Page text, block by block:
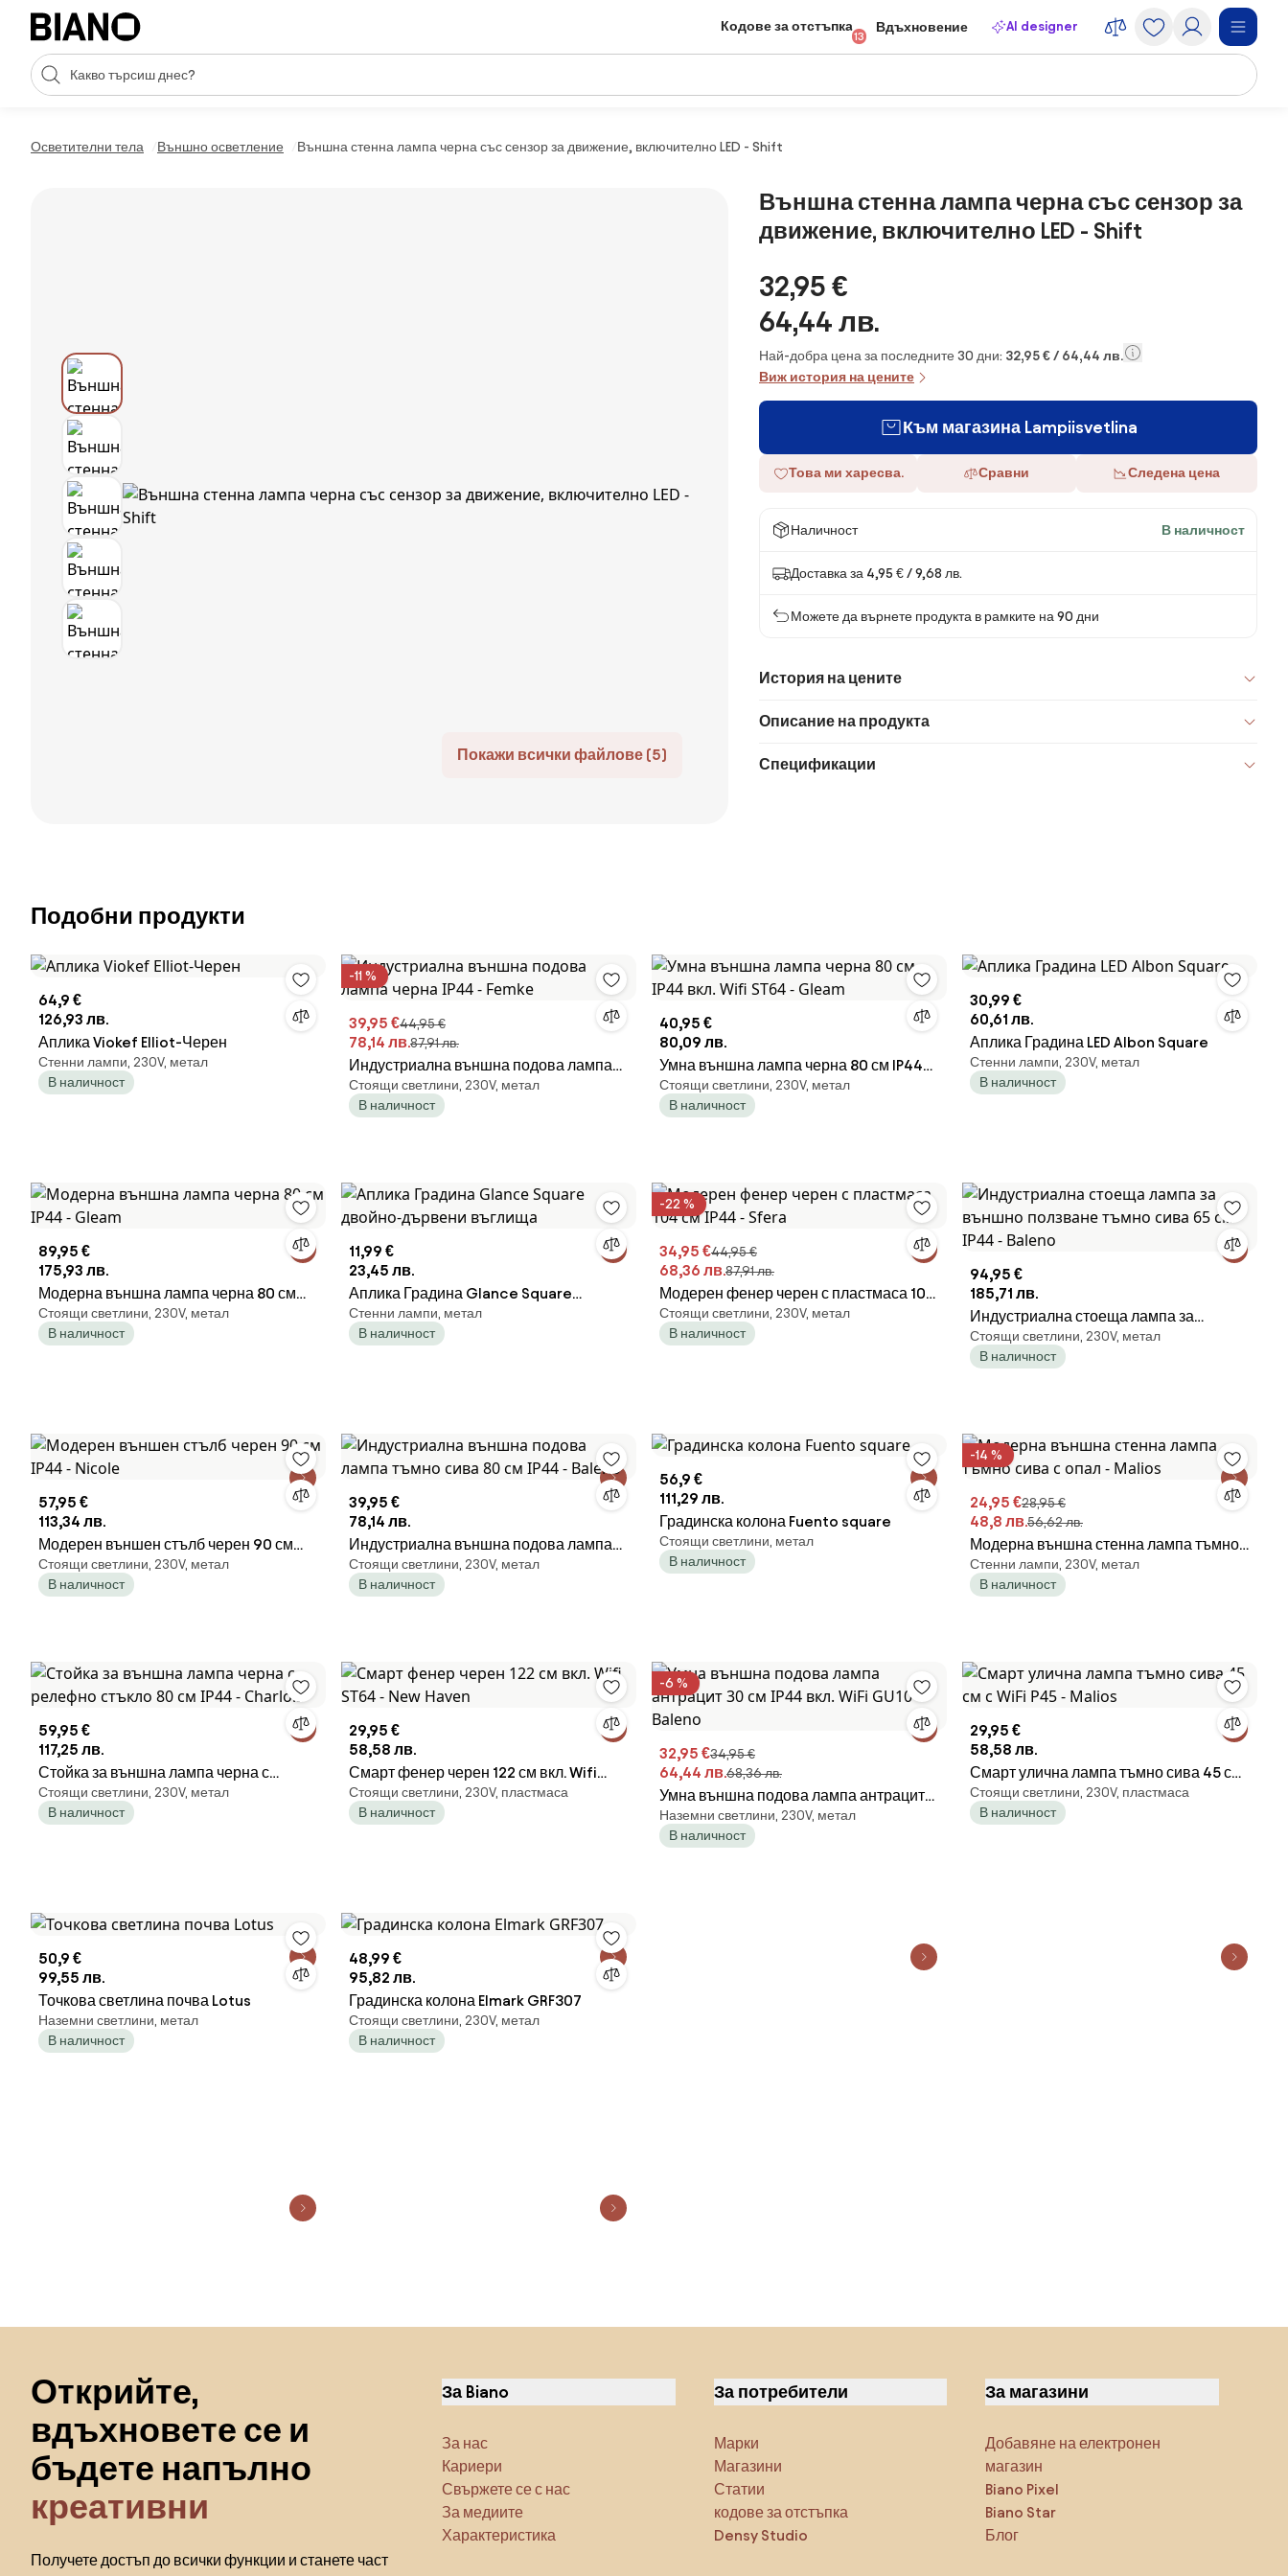
Пропускане към съдържанието
Търсене
Кодове за отстъпка
13
Вдъхновение AI designer
Осветителни тела Външно осветление Външна стенна лампа черна със сензор за движение, включително LED - Shift
Покажи всички файлове (5)
Външна стенна лампа черна със сензор за
движение, включително LED - Shift
32,95 €
64,44 лв.
Най-добра цена за последните 30 дни: 32,95 € / 64,44 лв.
Виж история на цените
Към магазина Lampiisvetlina
Това ми харесва. Сравни Следена цена
Наличност В наличност
Доставка за 4,95 € / 9,68 лв.
Можете да върнете продукта в рамките на 90 дни
История на цените
Описание на продукта
Спецификации
Подобни продукти
64,9 €
126,93 лв.
Аплика Viokef Elliot-Черен
Стенни лампи, 230V, метал
В наличност
-11 %
39,95 €44,95 €
78,14 лв.87,91 лв.
Индустриална външна подова лампа
черна IP44 - Femke
Стоящи светлини, 230V, метал
В наличност
40,95 €
80,09 лв.
Умна външна лампа черна 80 см IP44
вкл. Wifi ST64 - Gleam
Стоящи светлини, 230V, метал
В наличност
30,99 €
60,61 лв.
Аплика Градина LED Albon Square
Стенни лампи, 230V, метал
В наличност
89,95 €
175,93 лв.
Модерна външна лампа черна 80 см
IP44 - Gleam
Стоящи светлини, 230V, метал
В наличност
11,99 €
23,45 лв.
Аплика Градина Glance Square
двойно-дървени въглища
Стенни лампи, метал
В наличност
-22 %
34,95 €44,95 €
68,36 лв.87,91 лв.
Модерен фенер черен с пластмаса 104
см IP44 - Sfera
Стоящи светлини, 230V, метал
В наличност
94,95 €
185,71 лв.
Индустриална стоеща лампа за
външно ползване тъмно сива 65 см
IP44 - Baleno
Стоящи светлини, 230V, метал
В наличност
57,95 €
113,34 лв.
Модерен външен стълб черен 90 см
IP44 - Nicole
Стоящи светлини, 230V, метал
В наличност
39,95 €
78,14 лв.
Индустриална външна подова лампа
тъмно сива 80 см IP44 - Baleno
Стоящи светлини, 230V, метал
В наличност
56,9 €
111,29 лв.
Градинска колона Fuento square
Стоящи светлини, метал
В наличност
-14 %
24,95 €28,95 €
48,8 лв.56,62 лв.
Модерна външна стенна лампа тъмно
сива с опал - Malios
Стенни лампи, 230V, метал
В наличност
59,95 €
117,25 лв.
Стойка за външна лампа черна с
релефно стъкло 80 см IP44 - Charlois
Стоящи светлини, 230V, метал
В наличност
29,95 €
58,58 лв.
Смарт фенер черен 122 см вкл. Wifi
ST64 - New Haven
Стоящи светлини, 230V, пластмаса
В наличност
-6 %
32,95 €34,95 €
64,44 лв.68,36 лв.
Умна външна подова лампа антрацит
30 см IP44 вкл. WiFi GU10 - Baleno
Наземни светлини, 230V, метал
В наличност
29,95 €
58,58 лв.
Смарт улична лампа тъмно сива 45 см
с WiFi P45 - Malios
Стоящи светлини, 230V, пластмаса
В наличност
50,9 €
99,55 лв.
Точкова светлина почва Lotus
Наземни светлини, метал
В наличност
48,99 €
95,82 лв.
Градинска колона Elmark GRF307
Стоящи светлини, 230V, метал
В наличност
Открийте,
вдъхновете се и
бъдете напълно
креативни
Получете достъп до всички функции и станете част
За Biano
За нас
Кариери
Свържете се с нас
За медиите
Характеристика
За потребители
Марки
Магазини
Статии
кодове за отстъпка
Densy Studio
За магазини
Добавяне на електронен
магазин
Biano Pixel
Biano Star
Блог